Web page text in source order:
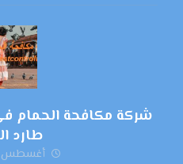
طارد
أغسطس 10, 2024